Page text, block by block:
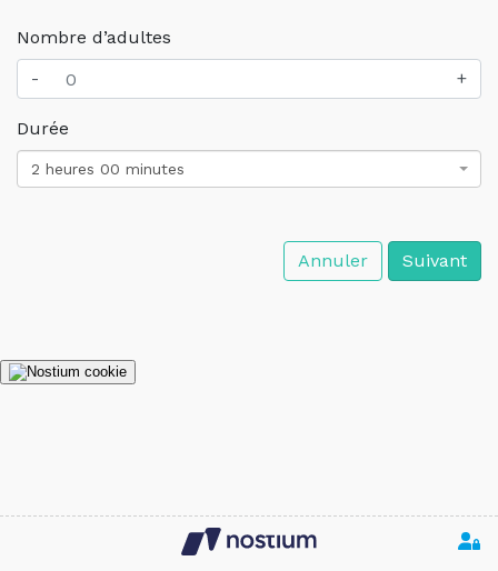
Nombre d’adultes
-
+
Durée
2 heures 00 minutes
Annuler Suivant